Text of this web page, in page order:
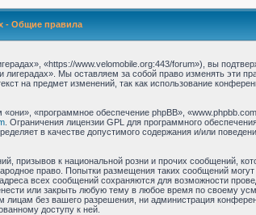
- Общие правила
«https://www.velomobile.org:443/forum»), вы
Мы оставляем за собой право изменять эти
на предмет изменений, так как использование
«программное обеспечение phpBB»,
. Ограничения лицензии GPL для программного
в качестве допустимого содержания и/или
призывов к национальной розни и прочих сообщений,
право. Попытки размещения таких сообщений
всех сообщений сохраняются для возможности
или закрыть любую тему в любое время по своему
лицам без вашего разрешения, ни администрация
доступу к ней.